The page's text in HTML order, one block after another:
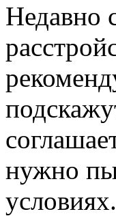
Недавно
нужно
условиях.